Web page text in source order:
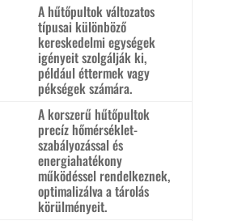
A hűtőpultok változatos
típusai különböző
kereskedelmi egységek
igényeit szolgálják ki,
például éttermek vagy
pékségek számára.
A korszerű hűtőpultok
precíz hőmérséklet-
szabályozással és
energiahatékony
működéssel rendelkeznek,
optimalizálva a tárolás
körülményeit.